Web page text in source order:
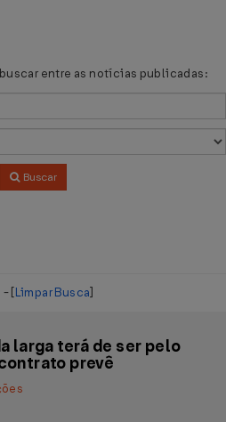
entre as notícias publicadas:
Buscar
- [Limpar Busca]
larga terá de ser pelo
prevê